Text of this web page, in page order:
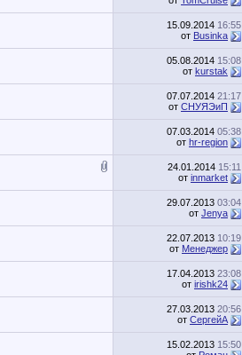
15.09.2014 16:55
от Businka
05.08.2014 15:08
от kurstak
07.07.2014 21:17
от СНУЯЭиП
07.03.2014 05:38
от hr-region
24.01.2014 15:11
от inmarket
29.07.2013 03:04
от Jenya
22.07.2013 10:19
от Менеджер
17.04.2013 23:08
от irishk24
27.03.2013 20:56
от СергейА
15.02.2013 15:50